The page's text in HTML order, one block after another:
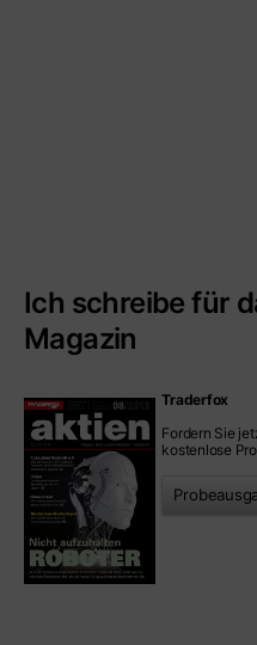
Ich schreibe für
Magazin
Traderfox
Fordern Sie
kostenlose